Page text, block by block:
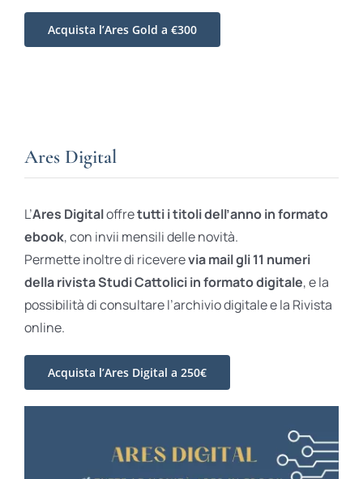
Acquista l’Ares Gold a €300
Ares Digital
L’Ares Digitaloffretutti i titoli dell’anno in formato
ebook, con invii mensili delle novità.
Permette inoltre di riceverevia mail gli 11 numeri
della rivista Studi Cattolici in formato digitale, e la
possibilità di consultare l’archivio digitale e la Rivista
online.
Acquista l’Ares Digital a 250€